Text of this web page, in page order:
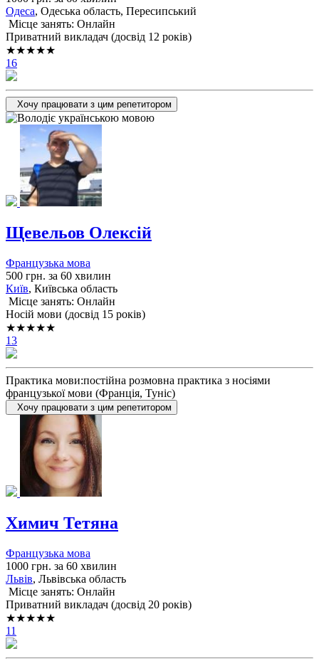
Одеса, Одеська область, Пересипський
Місце занять: Онлайн
Приватний викладач (досвід 12 років)
★★★★★
16
Хочу працювати з цим репетитором
Щевельов Олексій
Французька мова
500 грн. за 60 хвилин
Київ, Київська область
Місце занять: Онлайн
Носій мови (досвід 15 років)
★★★★★
13
Практика мови:постійна розмовна практика з носіями
французької мови (Франція, Туніс)
Хочу працювати з цим репетитором
Химич Тетяна
Французька мова
1000 грн. за 60 хвилин
Львів, Львiвська область
Місце занять: Онлайн
Приватний викладач (досвід 20 років)
★★★★★
11